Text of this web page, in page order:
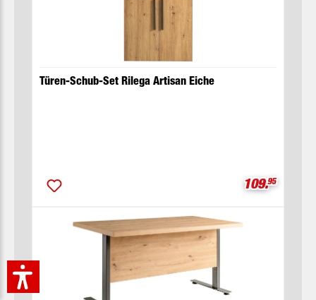
Türen-Schub-Set Rilega Artisan Eiche
109.95